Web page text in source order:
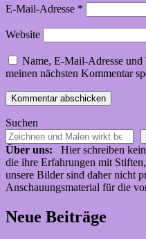
E-Mail-Adresse *
Website
Name, E-Mail-Adresse
meinen nächsten Kommentar
Suchen
Über uns: Hier schreiben
die ihre Erfahrungen mit
unsere Bilder sind daher nicht
Anschauungsmaterial für die
Neue Beiträge